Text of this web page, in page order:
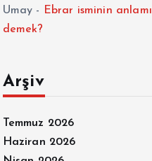
Umay -
Ebrar isminin
demek?
Arşiv
Temmuz 2026
Haziran 2026